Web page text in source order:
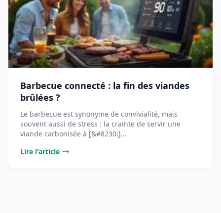
Barbecue connecté : la fin des viandes
brûlées ?
Le barbecue est synonyme de convivialité, mais
souvent aussi de stress : la crainte de servir une
viande carbonisée à [&#8230;]...
Lire l'article